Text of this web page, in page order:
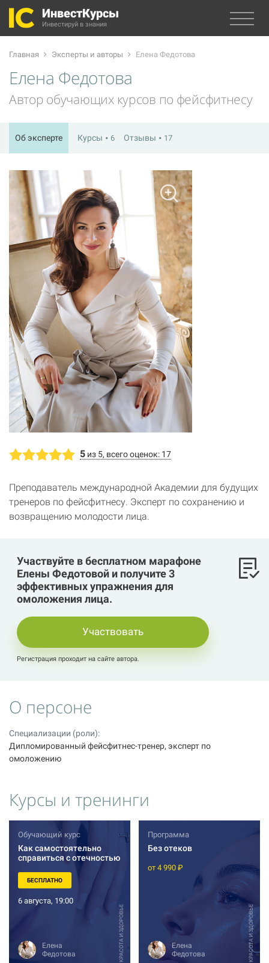
ИнвестКурсы
Инвестируй в знания
Главная Эксперты и авторы Елена Федотова
Елена Федотова
Автор обучающих курсов по фейсфитнесу
Об эксперте Курсы 6 Отзывы 17
5 из 5, всего оценок: 17
Преподаватель международной Академии для будущих
тренеров по фейсфитнесу. Эксперт по сохранению и
возвращению молодости лица.
Участвуйте в бесплатном марафоне
Елены Федотовой и получите 3
эффективных упражнения для
омоложения лица.
Участвовать
Регистрация проходит на сайте автора.
О персоне
Специализации (роли):
Дипломированный фейсфитнес-тренер, эксперт по
омоложению
Курсы и тренинги
КРАСОТА И ЗДОРОВЬЕ
Обучающий курс
Как самостоятельно
справиться с отечностью
БЕСПЛАТНО
6 августа, 19:00
Елена
Федотова
КРАСОТА И ЗДОРОВЬЕ
Программа
Без отеков
от 4 990 ₽
Елена
Федотова